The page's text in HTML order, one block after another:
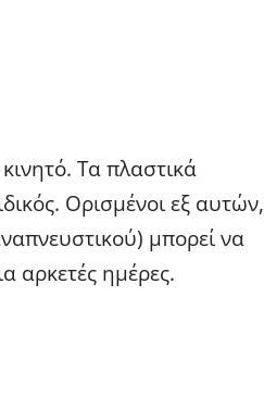
Τα πλαστικά
Ορισμένοι εξ αυτών,
μπορεί να
αρκετές ημέρες.